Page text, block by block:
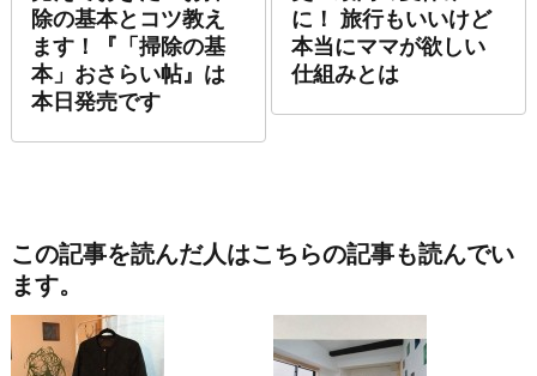
除の基本とコツ教え
ます！『「掃除の基
本」おさらい帖』は
本日発売です
に！ 旅行もいいけど
本当にママが欲しい
仕組みとは
この記事を読んだ人はこちらの記事も読んでい
ます。